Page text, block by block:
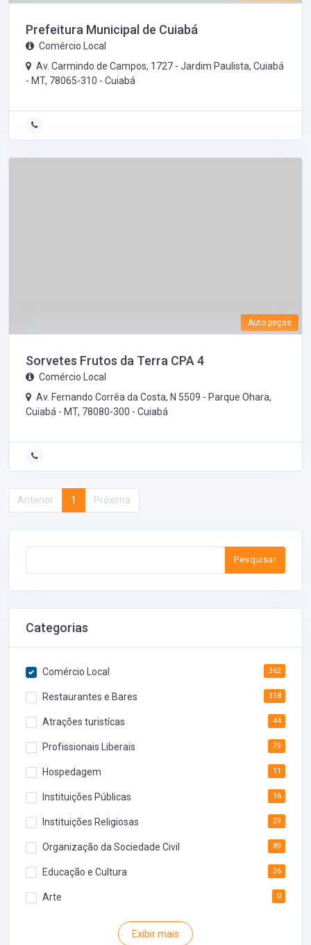
Prefeitura Municipal de Cuiabá
Comércio Local
Av. Carmindo de Campos, 1727 - Jardim Paulista, Cuiabá
- MT, 78065-310 - Cuiabá
Auto peças
Sorvetes Frutos da Terra CPA 4
Comércio Local
Av. Fernando Corrêa da Costa, N 5509 - Parque Ohara,
Cuiabá - MT, 78080-300 - Cuiabá
Anterior 1 Próxima
Pesquisar
Categorias
Comércio Local 362
Restaurantes e Bares 318
Atrações turistícas 44
Profissionais Liberais 79
Hospedagem 11
Instituições Públicas 16
Instituições Religiosas 29
Organização da Sociedade Civil 89
Educação e Cultura 26
Arte 0
Exibir mais